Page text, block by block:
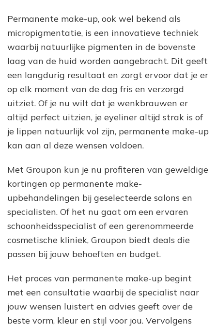
Permanente make-up, ook wel bekend als
micropigmentatie, is een innovatieve techniek
waarbij natuurlijke pigmenten in de bovenste
laag van de huid worden aangebracht. Dit geeft
een langdurig resultaat en zorgt ervoor dat je er
op elk moment van de dag fris en verzorgd
uitziet. Of je nu wilt dat je wenkbrauwen er
altijd perfect uitzien, je eyeliner altijd strak is of
je lippen natuurlijk vol zijn, permanente make-up
kan aan al deze wensen voldoen.
Met Groupon kun je nu profiteren van geweldige
kortingen op permanente make-
upbehandelingen bij geselecteerde salons en
specialisten. Of het nu gaat om een ervaren
schoonheidsspecialist of een gerenommeerde
cosmetische kliniek, Groupon biedt deals die
passen bij jouw behoeften en budget.
Het proces van permanente make-up begint
met een consultatie waarbij de specialist naar
jouw wensen luistert en advies geeft over de
beste vorm, kleur en stijl voor jou. Vervolgens